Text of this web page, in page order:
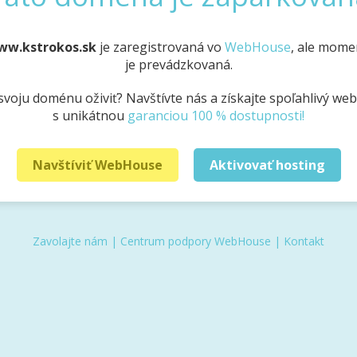
je zaregistrovaná vo WebHouse, ale
je prevádzkovaná.
doménu oživiť? Navštívte nás a získajte spoľahlivý
s unikátnou garanciou 100 % dostupnosti!
Navštíviť WebHouse Aktivovať hosting
Zavolajte nám | Centrum podpory WebHouse | Kontakt